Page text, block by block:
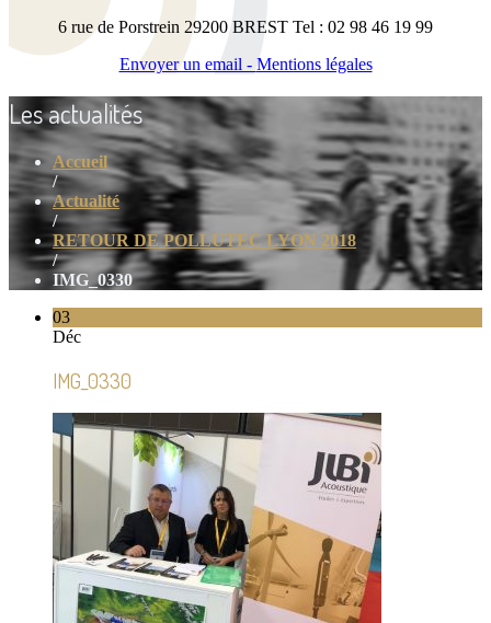
6 rue de Porstrein 29200 BREST Tel : 02 98 46 19 99
Envoyer un email - Mentions légales
Les actualités
Accueil
/
Actualité
/
RETOUR DE POLLUTEC LYON 2018
/
IMG_0330
03
Déc
IMG_0330